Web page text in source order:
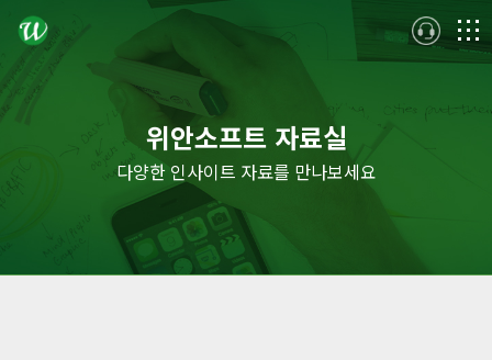
logo
위안소프트 자료실
다양한 인사이트 자료를 만나보세요